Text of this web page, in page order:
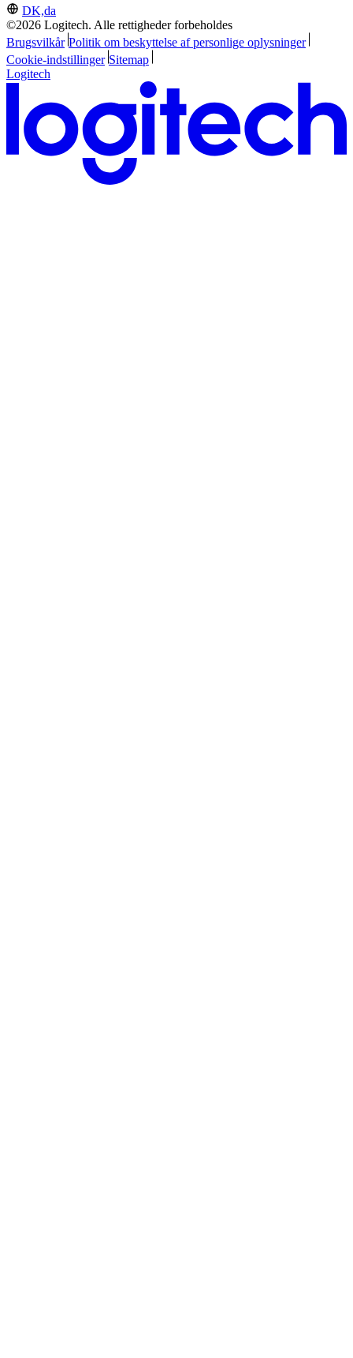
DK,da
©2026 Logitech. Alle rettigheder forbeholdes
Brugsvilkår Politik om beskyttelse af personlige oplysninger
Cookie-indstillinger Sitemap
Logitech